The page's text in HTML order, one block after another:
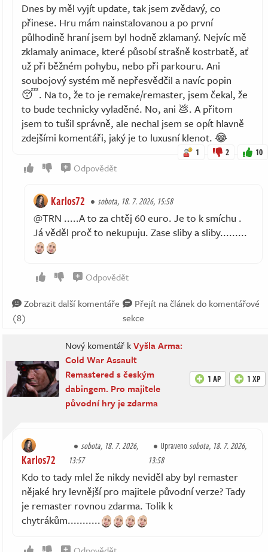
Dnes by měl vyjít update, tak jsem zvědavý, co
přinese. Hru mám nainstalovanou a po první
půlhodině hraní jsem byl hodně zklamaný. Nejvíc mě
zklamaly animace, které působí strašně kostrbatě, ať
už při běžném pohybu, nebo při parkouru. Ani
soubojový systém mě nepřesvědčil a navíc popin
😴. Na to, že to je remake/remaster, jsem čekal, že
to bude technicky vyladěné. No, ani 💩. A přitom
jsem to tušil správně, ale nechal jsem se opít hlavně
zdejšími komentáři, jaký je to luxusní klenot. 😂
1 2 10
Odpovědět
Karlos72 sobota, 18. 7. 2026, 15:58
@TRN .....A to za chtěj 60 euro. Je to k smíchu .
Já věděl proč to nekupuju. Zase sliby a sliby.........
Odpovědět
Zobrazit další komentáře
(8)
Přejít na článek do komentářové
sekce
Nový komentář kVyšla Arma:
Cold War Assault
Remastered s českým
dabingem. Pro majitele
původní hry je zdarma
1 AP 1 XP
Karlos72
sobota, 18. 7. 2026,
13:57
Upravenosobota, 18. 7. 2026,
13:58
Kdo to tady mlel že nikdy neviděl aby byl remaster
nějaké hry levnější pro majitele původní verze? Tady
je remaster rovnou zdarma. Tolik k
chytrákům...........